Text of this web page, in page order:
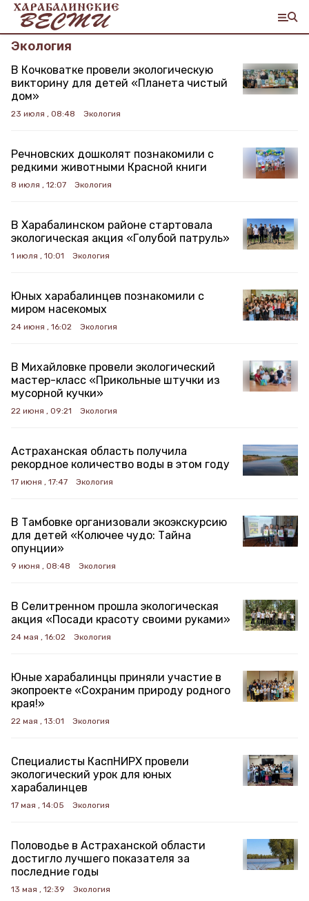
Экология
В Кочковатке провели экологическую
викторину для детей «Планета чистый
дом»
23 июля , 08:48 Экология
Речновских дошколят познакомили с
редкими животными Красной книги
8 июля , 12:07 Экология
В Харабалинском районе стартовала
экологическая акция «Голубой патруль»
1 июля , 10:01 Экология
Юных харабалинцев познакомили с
миром насекомых
24 июня , 16:02 Экология
В Михайловке провели экологический
мастер-класс «Прикольные штучки из
мусорной кучки»
22 июня , 09:21 Экология
Астраханская область получила
рекордное количество воды в этом году
17 июня , 17:47 Экология
В Тамбовке организовали экоэкскурсию
для детей «Колючее чудо: Тайна
опунции»
9 июня , 08:48 Экология
В Селитренном прошла экологическая
акция «Посади красоту своими руками»
24 мая , 16:02 Экология
Юные харабалинцы приняли участие в
экопроекте «Сохраним природу родного
края!»
22 мая , 13:01 Экология
Специалисты КаспНИРХ провели
экологический урок для юных
харабалинцев
17 мая , 14:05 Экология
Половодье в Астраханской области
достигло лучшего показателя за
последние годы
13 мая , 12:39 Экология